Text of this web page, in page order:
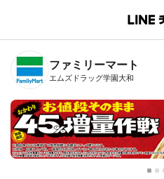
B
n
T
ファミリーマート
エムズドラッグ学園大和